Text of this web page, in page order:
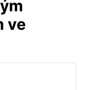
ve